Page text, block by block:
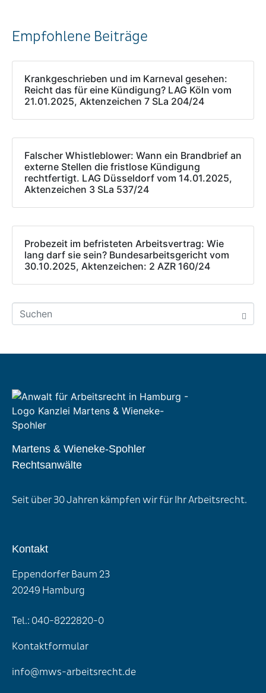
Empfohlene Beiträge
Krankgeschrieben und im Karneval gesehen:
Reicht das für eine Kündigung? LAG Köln vom
21.01.2025, Aktenzeichen 7 SLa 204/24
Falscher Whistleblower: Wann ein Brandbrief an
externe Stellen die fristlose Kündigung
rechtfertigt. LAG Düsseldorf vom 14.01.2025,
Aktenzeichen 3 SLa 537/24
Probezeit im befristeten Arbeitsvertrag: Wie
lang darf sie sein? Bundesarbeitsgericht vom
30.10.2025, Aktenzeichen: 2 AZR 160/24
Martens & Wieneke-Spohler
Rechtsanwälte
Seit über 30 Jahren kämpfen wir für Ihr Arbeitsrecht.
Kontakt
Eppendorfer Baum 23
20249 Hamburg
Tel.: 040-8222820-0
Kontaktformular
info@mws-arbeitsrecht.de